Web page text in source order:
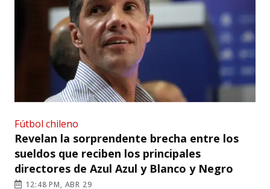
Fútbol chileno
Revelan la sorprendente brecha entre los
sueldos que reciben los principales
directores de Azul Azul y Blanco y Negro
12:48 PM, ABR 29